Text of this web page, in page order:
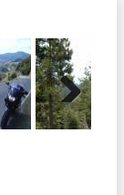
Next